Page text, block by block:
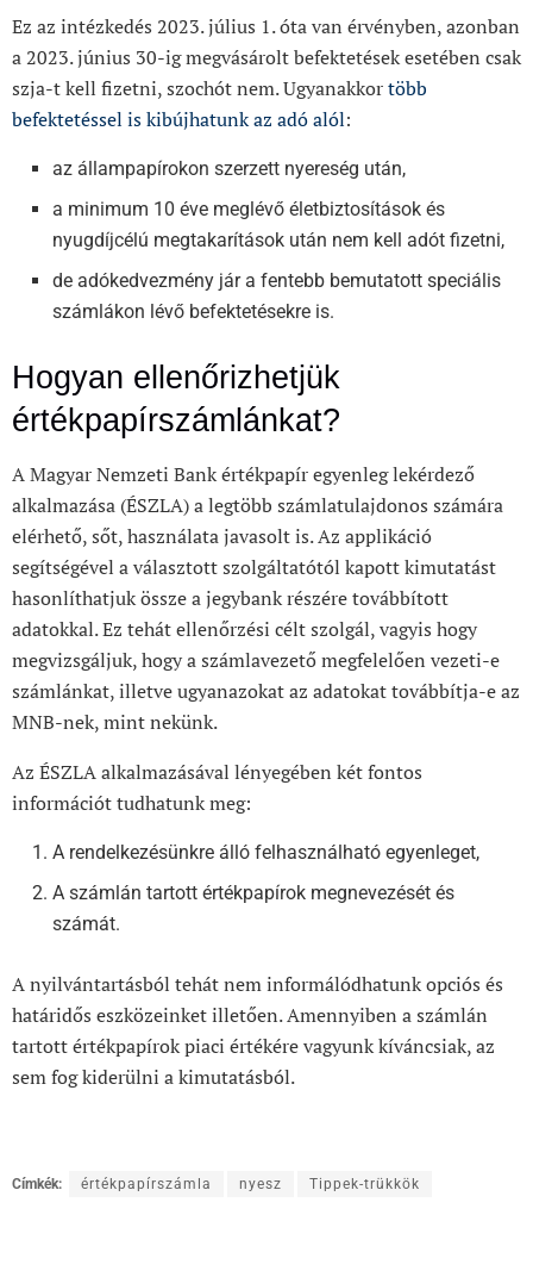
Ez az intézkedés 2023. július 1. óta van érvényben, azonban
a 2023. június 30-ig megvásárolt befektetések esetében csak
szja-t kell fizetni, szochót nem. Ugyanakkortöbb
befektetéssel is kibújhatunk az adó alól:
az állampapírokon szerzett nyereség után,
a minimum 10 éve meglévő életbiztosítások és
nyugdíjcélú megtakarítások után nem kell adót fizetni,
de adókedvezmény jár a fentebb bemutatott speciális
számlákon lévő befektetésekre is.
Hogyan ellenőrizhetjük
értékpapírszámlánkat?
A Magyar Nemzeti Bank értékpapír egyenleg lekérdező
alkalmazása (ÉSZLA) a legtöbb számlatulajdonos számára
elérhető, sőt, használata javasolt is. Az applikáció
segítségével a választott szolgáltatótól kapott kimutatást
hasonlíthatjuk össze a jegybank részére továbbított
adatokkal. Ez tehát ellenőrzési célt szolgál, vagyis hogy
megvizsgáljuk, hogy a számlavezető megfelelően vezeti-e
számlánkat, illetve ugyanazokat az adatokat továbbítja-e az
MNB-nek, mint nekünk.
Az ÉSZLA alkalmazásával lényegében két fontos
információt tudhatunk meg:
A rendelkezésünkre álló felhasználható egyenleget,
A számlán tartott értékpapírok megnevezését és
számát.
A nyilvántartásból tehát nem informálódhatunk opciós és
határidős eszközeinket illetően. Amennyiben a számlán
tartott értékpapírok piaci értékére vagyunk kíváncsiak, az
sem fog kiderülni a kimutatásból.
Címkék: értékpapírszámla nyesz Tippek-trükkök